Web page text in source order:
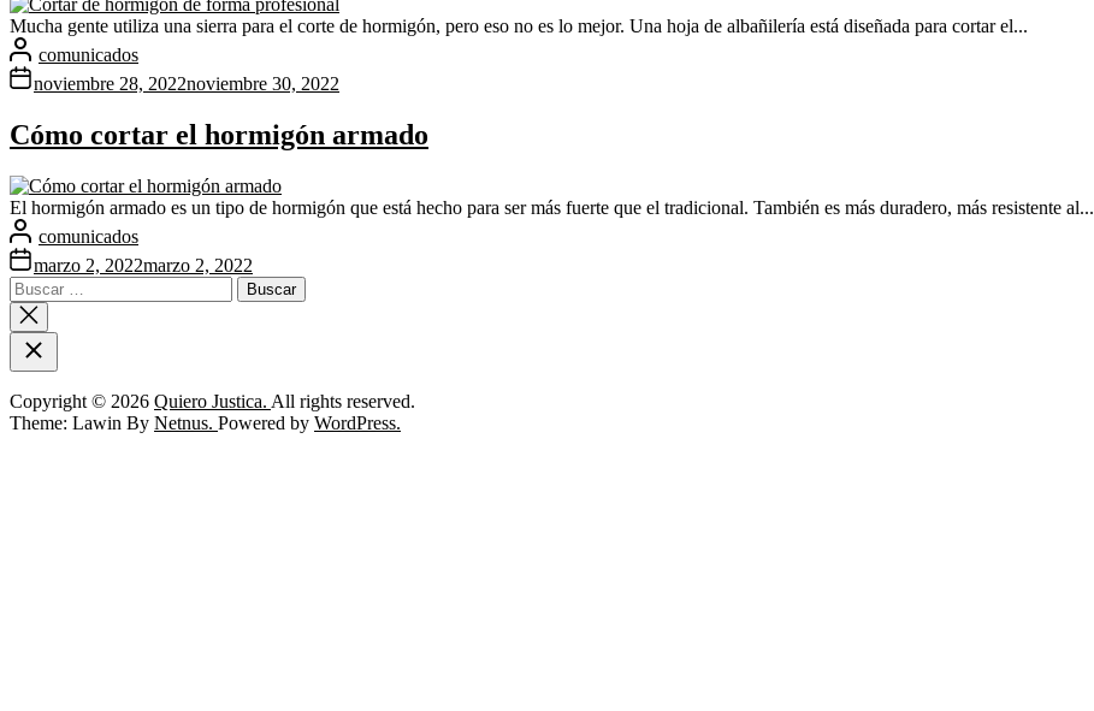
Mucha gente utiliza una sierra para el corte de hormigón, pero eso no es lo mejor. Una hoja de albañilería está diseñada para cortar el...
comunicados
noviembre 28, 2022noviembre 30, 2022
Cómo cortar el hormigón armado
El hormigón armado es un tipo de hormigón que está hecho para ser más fuerte que el tradicional. También es más duradero, más resistente al...
comunicados
marzo 2, 2022marzo 2, 2022
Buscar:
Copyright © 2026 Quiero Justica. All rights reserved.
Theme: Lawin By Netnus. Powered by WordPress.